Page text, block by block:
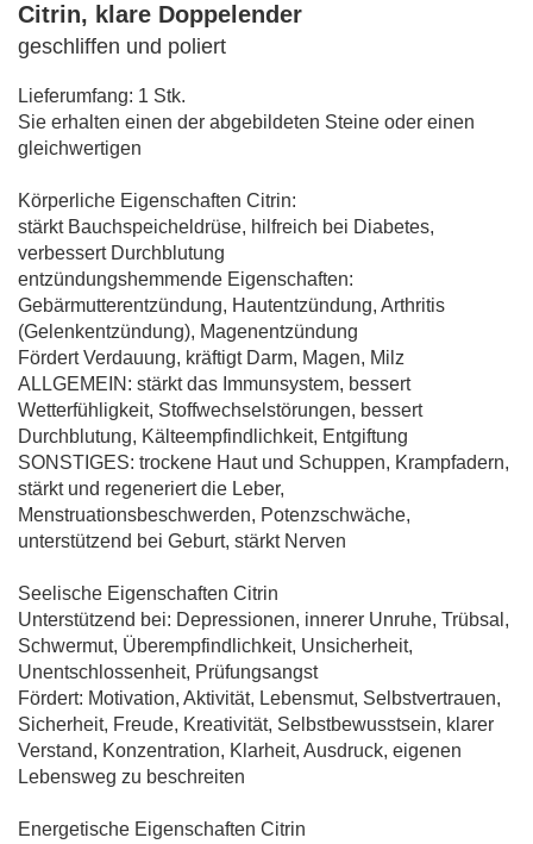
Citrin, klare Doppelender
geschliffen und poliert
Lieferumfang: 1 Stk.
Sie erhalten einen der abgebildeten Steine oder einen
gleichwertigen
Körperliche Eigenschaften Citrin:
stärkt Bauchspeicheldrüse, hilfreich bei Diabetes,
verbessert Durchblutung
entzündungshemmende Eigenschaften:
Gebärmutterentzündung, Hautentzündung, Arthritis
(Gelenkentzündung), Magenentzündung
Fördert Verdauung, kräftigt Darm, Magen, Milz
ALLGEMEIN: stärkt das Immunsystem, bessert
Wetterfühligkeit, Stoffwechselstörungen, bessert
Durchblutung, Kälteempfindlichkeit, Entgiftung
SONSTIGES: trockene Haut und Schuppen, Krampfadern,
stärkt und regeneriert die Leber,
Menstruationsbeschwerden, Potenzschwäche,
unterstützend bei Geburt, stärkt Nerven
Seelische Eigenschaften Citrin
Unterstützend bei: Depressionen, innerer Unruhe, Trübsal,
Schwermut, Überempfindlichkeit, Unsicherheit,
Unentschlossenheit, Prüfungsangst
Fördert: Motivation, Aktivität, Lebensmut, Selbstvertrauen,
Sicherheit, Freude, Kreativität, Selbstbewusstsein, klarer
Verstand, Konzentration, Klarheit, Ausdruck, eigenen
Lebensweg zu beschreiten
Energetische Eigenschaften Citrin